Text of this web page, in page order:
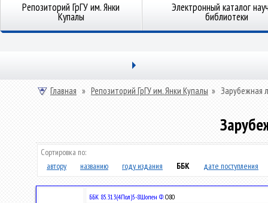
Репозиторий ГрГУ им. Янки
Купалы
Электронный каталог
библиотеки
Главная » Репозиторий ГрГУ им. Янки Купалы » Зарубежная
Сортировка по:
автору
названию году издания ББК дате поступления
ББК 85.313(4Пол)5-8Шопен Ф.О80